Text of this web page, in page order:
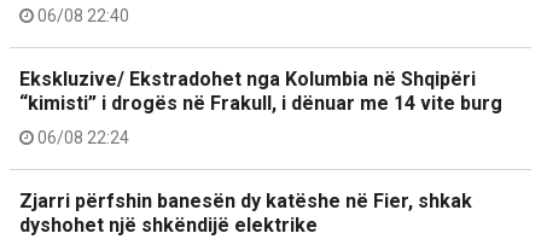
06/08 22:40
Ekskluzive/ Ekstradohet nga Kolumbia në Shqipëri
“kimisti” i drogës në Frakull, i dënuar me 14 vite burg
06/08 22:24
Zjarri përfshin banesën dy katëshe në Fier, shkak
dyshohet një shkëndijë elektrike